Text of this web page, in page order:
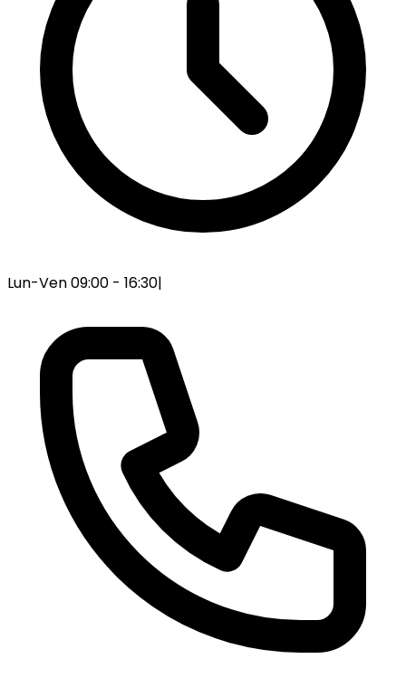
Lun-Ven 09:00 - 16:30|